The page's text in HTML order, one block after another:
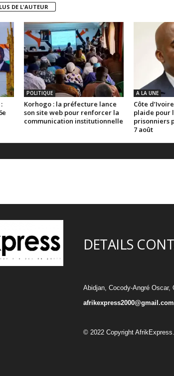
DE L'AUTEUR
POLITIQUE
Korhogo : la préfecture lance
son site web pour renforcer la
communication institutionnelle
A LA UNE
Côte
plaide pour
prisonniers
7 août
DETAILS
Abidjan, Cocody-Angré Oscar,
afrikexpress2000@gmail.com
© 2022 Copyright